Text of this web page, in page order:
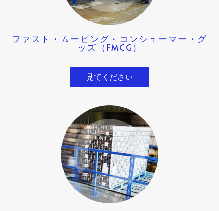
ファスト・ムービング・コンシューマー・グ
ッズ（FMCG）
見てください